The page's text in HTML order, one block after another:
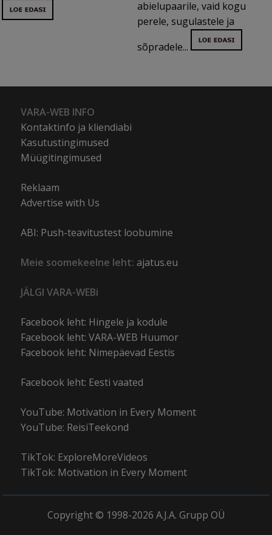
abielupaarile, vaid kogu
perele, sugulastele ja
sõpradele...
VARA-WEB INFO
Kontaktinfo ja kliendiabi
Kasutustingimused
Müügitingimused
Reklaam
Advertise with Us
ABI: Push-teavitustest loobumine
Meie soomekeelne leht: ajatus.eu
JÄLGI VARA-WEBi
Facebook leht: Hingele ja kodule
Facebook leht: VARA-WEB Huumor
Facebook leht: Nimepäevad Eestis
Facebook leht: Eesti vaated
YouTube: Motivation in Every Moment
YouTube: ReisiTeekond
TikTok: ExploreMoreVideos
TikTok: Motivation in Every Moment
Copyright © 1998-2026 A.J.A. Grupp OÜ